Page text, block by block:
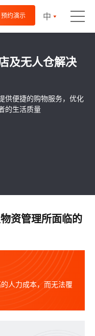
预约演示 中
及无人仓解决
供便捷的购物服务，优化
的生活质量
资管理所面临的
人力成本，而无法覆